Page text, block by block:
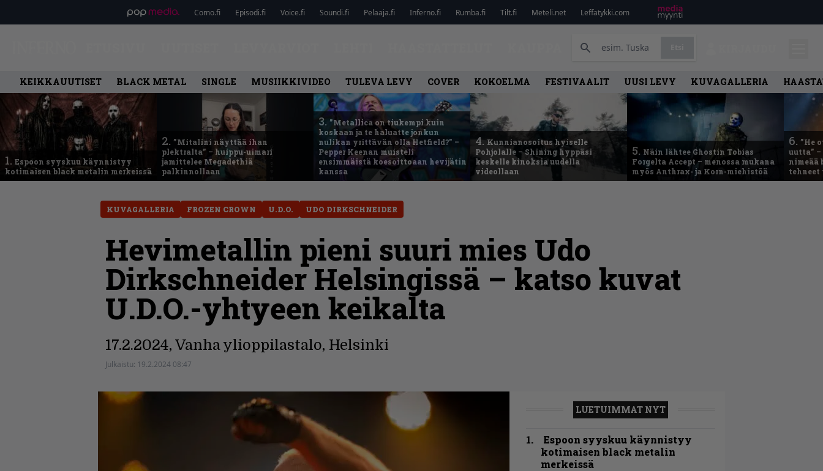
Como.fi Episodi.fi Voice.fi Soundi.fi Pelaaja.fi Inferno.fi Rumba.fi Tilt.fi Meteli.net Leffatykki.com
KEIKKAUUTISET BLACK METAL SINGLE MUSIIKKIVIDEO TULEVA LEVY COVER KOKOELMA FESTIVAALIT UUSI LEVY KUVAGALLERIA
1. Espoon syyskuu käynnistyy
kotimaisen black metalin merkeissä
2. ”Mitalini näyttää ihan
plektralta” – huippu-uimari
jamittelee Megadethiä
palkinnollaan
3. ”Metallica on tiukempi kuin
koskaan ja te haluatte jonkun
nulikan yrittävän olla Hetfield?” –
Pepper Keenan muisteli
ensimmäistä koesoittoaan hevijätin
kanssa
4. Kunnianosoitus hyiselle
Pohjolalle – Shining hyppäsi
keskelle kinoksia uudella
videollaan
5. Näin lähtee Ghostin Tobias
Forgelta Accept – menossa mukana
myös Anthrax- ja Korn-miehistöä
6. ”He
uutta”
nimeää
KUVAGALLERIA FROZEN CROWN U.D.O. UDO DIRKSCHNEIDER
Hevimetallin pieni suuri mies Udo
Dirkschneider Helsingissä – katso kuvat
U.D.O.-yhtyeen keikalta
17.2.2024, Vanha ylioppilastalo, Helsinki
Julkaistu: 19.2.2024 08:47
LUETUIMMAT NYT
Espoon syyskuu käynnistyy
kotimaisen black metalin
merkeissä